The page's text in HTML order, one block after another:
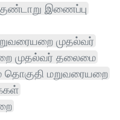
இணைப்பு
முதல்வர்
முதல்வர் தலைமை
மறுவரையறை